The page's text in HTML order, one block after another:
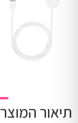
תיאור המוצר